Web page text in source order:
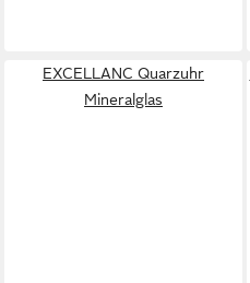
EXCELLANC Quarzuhr
Mineralglas